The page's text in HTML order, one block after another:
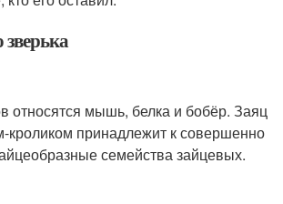
относятся мышь, белка и бобёр. Заяц
кроликом принадлежит к совершенно
семейства зайцевых.